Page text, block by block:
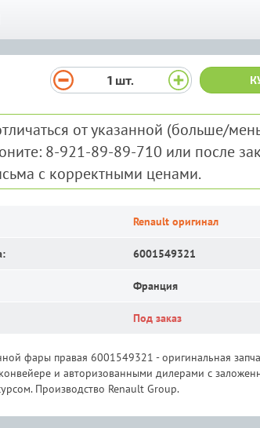
1 шт.
от указанной (больше/
8-921-89-89-710 или после
с корректными ценами.
Renault оригинал
6001549321
Франция
Под заказ
фары правая 6001549321 - оригинальная
конвейере и авторизованными дилерами с
Производство Renault Group.